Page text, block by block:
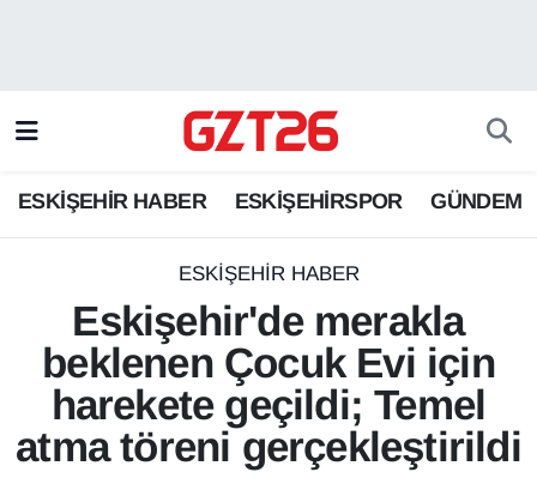
ESKİŞEHİR HABER ESKİŞEHİRSPOR GÜNDEM
ESKİŞEHİR HABER
Eskişehir'de merakla
beklenen Çocuk Evi için
harekete geçildi; Temel
atma töreni gerçekleştirildi
ESKİŞEHİRSPOR
GÜNDEM
Odunpazarı Trafik Yoğunluk Haritası
Süper Lig Puan Durumu ve Fikstür
Tüm Manşetler
Son Dakika Haberleri
Haber Arşivi